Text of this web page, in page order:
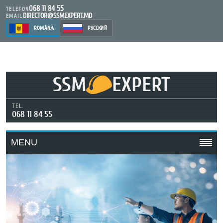
TELEFON068 11 84 55
EMAIL DIRECTOR@SSMEXPERT.MD
ROMÂNĂ РУССКИЙ
SSM EXPERT
TEL.
068 11 84 55
MENU